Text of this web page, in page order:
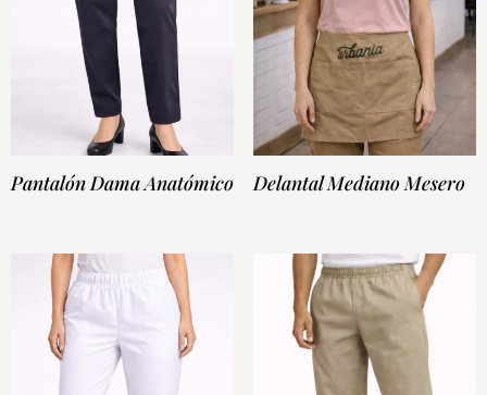
Pantalón Dama Anatómico Delantal Mediano Mesero